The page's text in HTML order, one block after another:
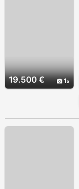
19.500 € 1